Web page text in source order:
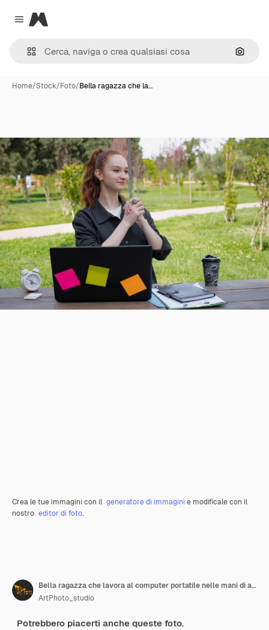
Close menu
Magnific
Cerca
Home/Stock/Foto/Bella ragazza che la…
Crea le tue immagini con il generatore di immagini e modificale con il
nostro editor di foto.
Bella ragazza che lavora al computer portatile nelle mani di aprk nella serratura
ArtPhoto_studio
Potrebbero piacerti anche queste foto.